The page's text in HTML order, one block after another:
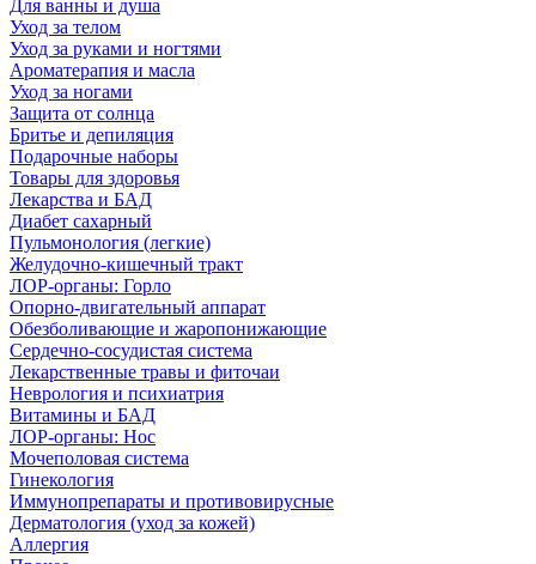
Для ванны и душа
Уход за телом
Уход за руками и ногтями
Ароматерапия и масла
Уход за ногами
Защита от солнца
Бритье и депиляция
Подарочные наборы
Товары для здоровья
Лекарства и БАД
Диабет сахарный
Пульмонология (легкие)
Желудочно-кишечный тракт
ЛОР-органы: Горло
Опорно-двигательный аппарат
Обезболивающие и жаропонижающие
Сердечно-сосудистая система
Лекарственные травы и фиточаи
Неврология и психиатрия
Витамины и БАД
ЛОР-органы: Нос
Мочеполовая система
Гинекология
Иммунопрепараты и противовирусные
Дерматология (уход за кожей)
Аллергия